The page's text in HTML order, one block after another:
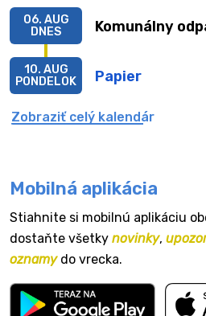
Komunálny
06. AUG
DNES
Papier
10. AUG
PONDELOK
Zobraziť celý kalendár
Mobilná aplikácia
Stiahnite si mobilnú aplikáciu
dostaňte všetky novinky,
oznamydo vrecka.